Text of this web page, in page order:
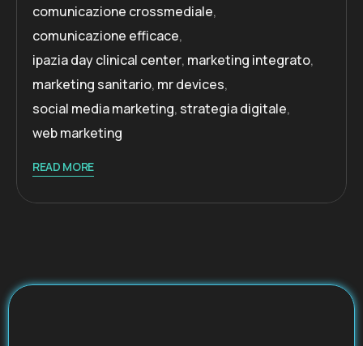
comunicazione crossmediale,
comunicazione efficace,
ipazia day clinical center, marketing integrato,
marketing sanitario, mr devices,
social media marketing, strategia digitale,
web marketing
READ MORE